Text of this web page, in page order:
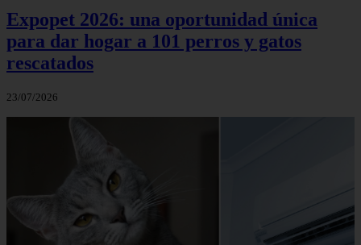
Expopet 2026: una oportunidad única
para dar hogar a 101 perros y gatos
rescatados
23/07/2026